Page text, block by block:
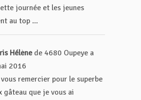
journée et les jeunes
au top ...
Hélènede 4680 Oupeye a
2016
remercier pour le superbe
gâteau que je vous ai